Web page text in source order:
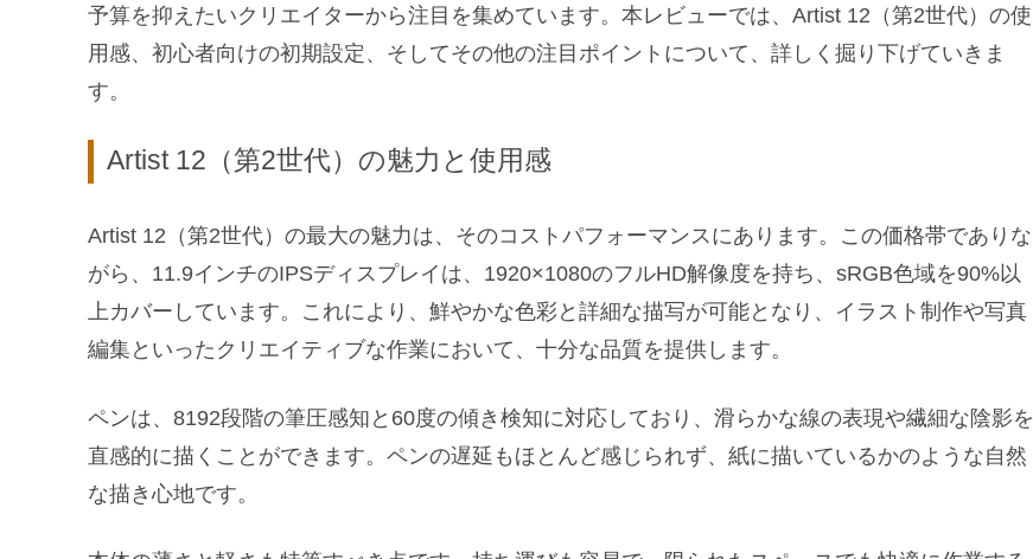
予算を抑えたいクリエイターから注目を集めています。本レビューでは、Artist 12（第2世代）の使
用感、初心者向けの初期設定、そしてその他の注目ポイントについて、詳しく掘り下げていきま
す。
Artist 12（第2世代）の魅力と使用感
Artist 12（第2世代）の最大の魅力は、そのコストパフォーマンスにあります。この価格帯でありな
がら、11.9インチのIPSディスプレイは、1920×1080のフルHD解像度を持ち、sRGB色域を90%以
上カバーしています。これにより、鮮やかな色彩と詳細な描写が可能となり、イラスト制作や写真
編集といったクリエイティブな作業において、十分な品質を提供します。
ペンは、8192段階の筆圧感知と60度の傾き検知に対応しており、滑らかな線の表現や繊細な陰影を
直感的に描くことができます。ペンの遅延もほとんど感じられず、紙に描いているかのような自然
な描き心地です。